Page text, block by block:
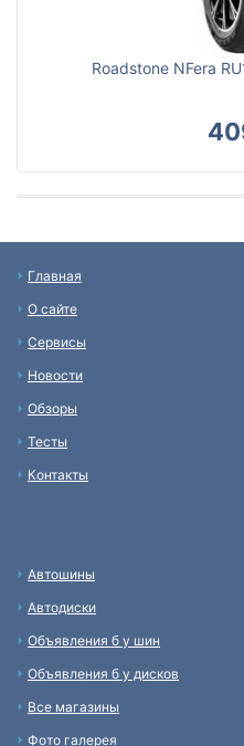
Roadstone NFera
Главная
О сайте
Сервисы
Новости
Обзоры
Тесты
Контакты
Автошины
Автодиски
Объявления б у шин
Объявления б у дисков
Все магазины
Фото галерея